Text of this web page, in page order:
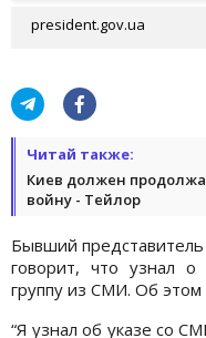
president.gov.ua
Читай также:
Киев должен
войну - Тейлор
Бывший
говорит, что узнал о
группу из СМИ. Об этом
“Я узнал об указе со